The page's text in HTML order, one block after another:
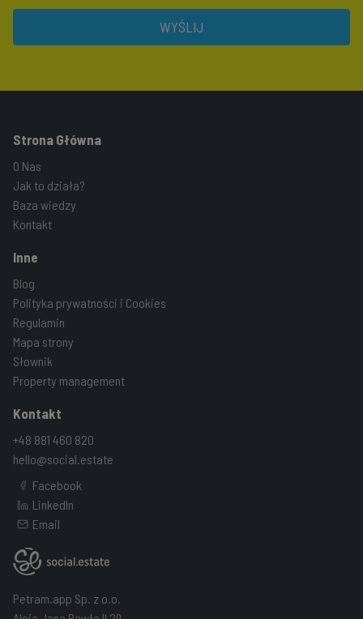
WYŚLIJ
Strona Główna
O Nas
Jak to działa?
Baza wiedzy
Kontakt
Inne
Blog
Polityka prywatności i Cookies
Regulamin
Mapa strony
Słownik
Property management
Kontakt
+48 881 460 820
hello@social.estate
Facebook
LinkedIn
Email
Petram.app Sp. z o.o.